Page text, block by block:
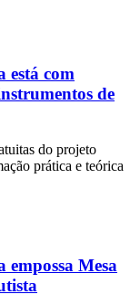
está com
de
do projeto
prática e teórica
empossa Mesa